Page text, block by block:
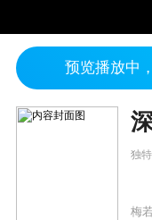
预览播放中
独
梅